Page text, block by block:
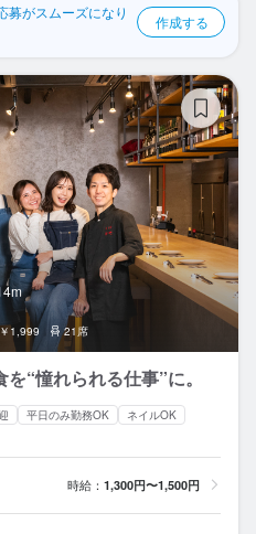
募がスムーズになり
作成する
1,999 21席
“憧れられる仕事”に。
平日のみ勤務OK
ネイルOK
時給： 1,300円〜1,500円